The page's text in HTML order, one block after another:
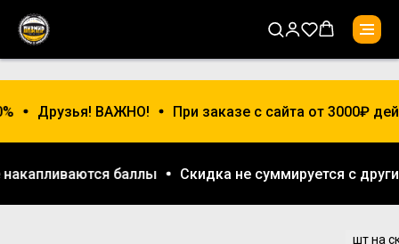
Друзья! ВАЖНО! При заказе с сайта от 3000₽
накапливаются баллы Скидка не суммируется с